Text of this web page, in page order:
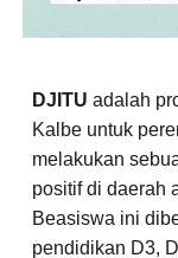
DJITU adalah
Kalbe untuk
melakukan
positif di daerah
Beasiswa ini
pendidikan D3,